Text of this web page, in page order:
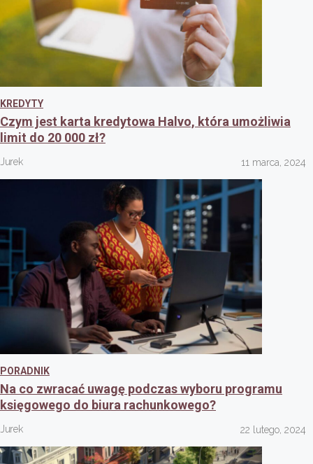
KREDYTY
Czym jest karta kredytowa Halvo, która umożliwia
limit do 20 000 zł?
Jurek 11 marca, 2024
PORADNIK
Na co zwracać uwagę podczas wyboru programu
księgowego do biura rachunkowego?
Jurek 22 lutego, 2024